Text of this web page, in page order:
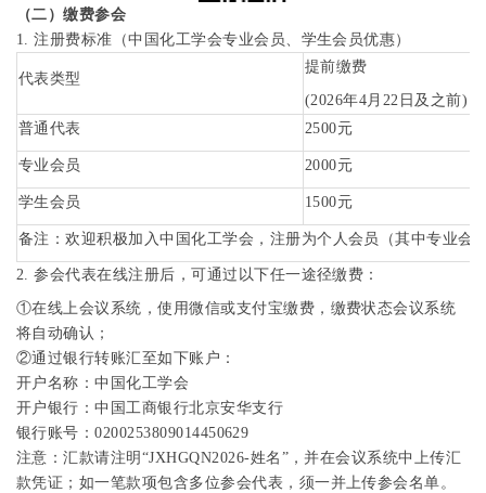
（二）缴费参会
1.注册费标准（中国化工学会专业会员、学生会员优惠）
代表类型
提前缴费
(2026年4月 22 日及之前)
普通代表
2500元
专业会员 2000元
学生会员 1500元
备注：欢迎积极加入中国化工学会，注册为个人会员（其中专业会
2.参会代表在线注册后，可通过以下任一途径缴费：
①在线上会议系统，使用微信或支付宝缴费，缴费状态会议系统
将自动确认；
②通过银行转账汇至如下账户：
开户名称：中国化工学会
开户银行：中国工商银行北京安华支行
银行账号：0200253809014450629
注意：汇款请注明 “JXHGQN2026-姓名 ”，并在会议系统中上传汇
款凭证；如一笔款项包含多位参会代表，须一并上传参会名单。